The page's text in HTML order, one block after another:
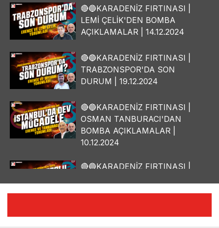
🔴🔵KARADENİZ FIRTINASI |
LEMİ ÇELİK'DEN BOMBA
AÇIKLAMALAR | 14.12.2024
🔴🔵KARADENİZ FIRTINASI |
TRABZONSPOR'DA SON
DURUM | 19.12.2024
🔴🔵KARADENİZ FIRTINASI |
OSMAN TANBURACI'DAN
BOMBA AÇIKLAMALAR |
10.12.2024
🔴🔵KARADENİZ FIRTINASI |
🔴🔵KARADENİZ FIRTINASI |